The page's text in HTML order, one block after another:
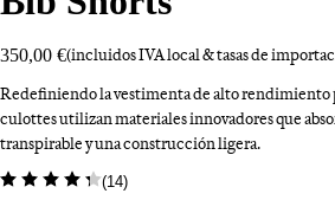
350,00 €(incluidos IVA local & tasas de
Redefiniendo la vestimenta de alto rendimiento
culottes utilizan materiales innovadores que
transpirable y una construcción ligera.
(14)